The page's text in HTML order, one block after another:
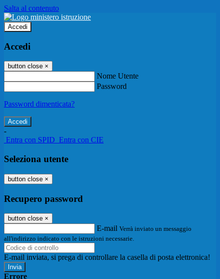
Salta al contenuto
Accedi
Accedi
button close ×
Nome Utente
Password
Password dimenticata?
-
Entra con SPID Entra con CIE
Seleziona utente
button close ×
Recupero password
button close ×
E-mail Verrà inviato un messaggio
all'indirizzo indicato con le istruzioni necessarie.
E-mail inviata, si prega di controllare la casella di posta elettronica!
Errore